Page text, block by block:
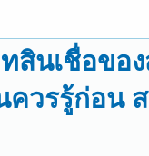
สินเชื่อขอ
ควรรู้ก่อน